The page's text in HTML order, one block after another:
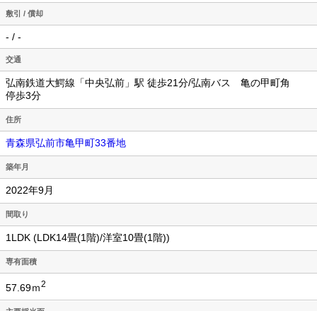
敷引 / 償却
- / -
交通
弘南鉄道大鰐線「中央弘前」駅 徒歩21分/弘南バス 亀の甲町角
停歩3分
住所
青森県弘前市亀甲町33番地
築年月
2022年9月
間取り
1LDK (LDK14畳(1階)/洋室10畳(1階))
専有面積
57.69ｍ2